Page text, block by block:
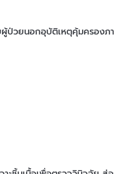
ป่วยนอกอุบัติเหตุคุ้มครองภ